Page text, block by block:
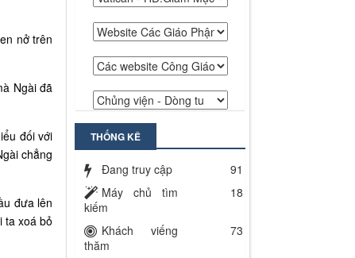
nở trên
Ngài đã
đối với
chẳng
đưa lên
ta xoá bỏ
THỐNG KÊ
Đang truy cập
91
Máy chủ tìm
kiếm
18
Khách viếng
thăm
73